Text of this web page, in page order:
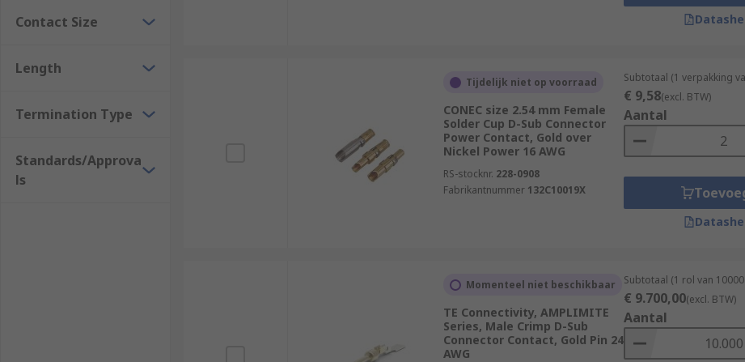
Contact Size
Length
Termination Type
Standards/Approva
ls
Tijdelijk niet op voorraad
CONEC size 2.54 mm Female
Solder Cup D-Sub Connector
Power Contact, Gold over
Nickel Power 16 AWG
RS-stocknr. 228-0908
Fabrikantnummer 132C10019X
Subtotaal (1 verpakking
€ 9,58(excl. BTW)
Aantal
Momenteel niet beschikbaar
TE Connectivity, AMPLIMITE
Series, Male Crimp D-Sub
Connector Contact, Gold Pin 24
AWG
Subtotaal (1 rol van
€ 9.700,00(excl. BTW)
Aantal